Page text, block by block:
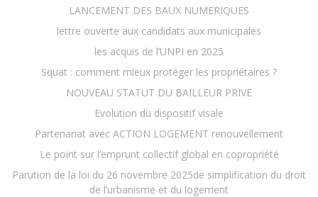
LANCEMENT DES BAUX NUMERIQUES
lettre ouverte aux candidats aux municipales
les acquis de l’UNPI en 2025
Squat : comment mieux protéger les propriétaires ?
NOUVEAU STATUT DU BAILLEUR PRIVE
Evolution du dispositif visale
Partenariat avec ACTION LOGEMENT renouvellement
Le point sur l’emprunt collectif global en copropriété
Parution de la loi du 26 novembre 2025de simplification du droit
de l’urbanisme et du logement